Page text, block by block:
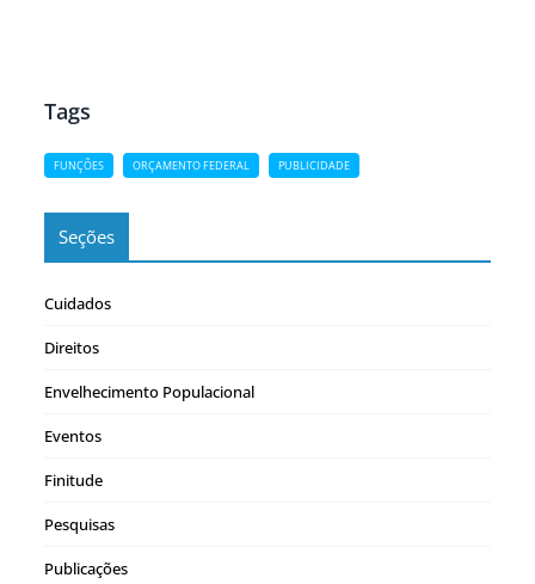
Tags
FUNÇÕES ORÇAMENTO FEDERAL PUBLICIDADE
Seções
Cuidados
Direitos
Envelhecimento Populacional
Eventos
Finitude
Pesquisas
Publicações